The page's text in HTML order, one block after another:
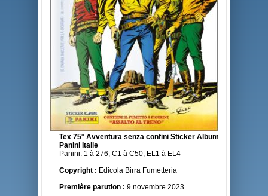
Tex 75° Avventura senza confini Sticker Album
Panini Italie
Panini: 1 à 276, C1 à C50, EL1 à EL4
Copyright : Edicola Birra Fumetteria
Première parution : 9 novembre 2023